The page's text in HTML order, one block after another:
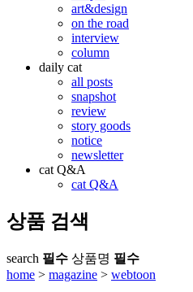
art&design
on the road
interview
column
daily cat
all posts
snapshot
review
story goods
notice
newsletter
cat Q&A
cat Q&A
상품 검색
search 필수 상품명 필수
home > magazine > webtoon